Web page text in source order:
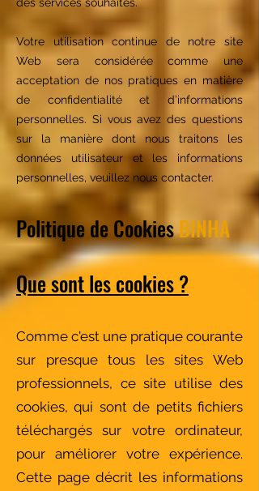
Votre utilisation continue de notre site
Web sera considérée comme une
acceptation de nos pratiques en matière
de confidentialité et d’informations
personnelles. Si vous avez des questions
sur la manière dont nous traitons les
données utilisateur et les informations
personnelles, veuillez nous contacter.
Politique de CookiesBINHA
Que sont les cookies ?
Comme c'est une pratique courante
sur presque tous les sites Web
professionnels, ce site utilise des
cookies, qui sont de petits fichiers
téléchargés sur votre ordinateur,
pour améliorer votre expérience.
Cette page décrit les informations